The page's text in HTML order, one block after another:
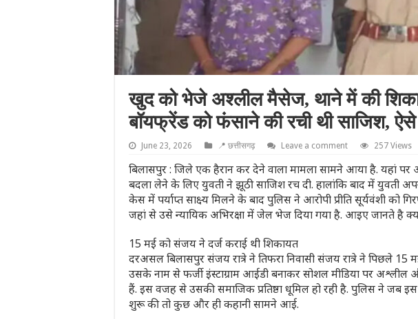
खुद को भेजे अश्लील मैसेज, थाने में की
बॉयफ्रेंड को फंसाने की रची थी साजिश,
June 23, 2026 📍 छत्तीसगढ़ Leave a comment 257 Views
बिलासपुर : जिले एक हैरान कर देने वाला मामला सामने आया है. यहां पर
बदला लेने के लिए युवती ने झूठी साजिश रच दी. हालांकि बाद में युवती
केस में पर्याप्त साक्ष्य मिलने के बाद पुलिस ने आरोपी प्रीति सूर्यवंशी को
जहां से उसे न्यायिक अभिरक्षा में जेल भेज दिया गया है. आइए जानते है
15 मई को संजय ने दर्ज कराई थी शिकायत
दरअसल बिलासपुर संजय रात्रे ने तिफरा निवासी संजय रात्रे ने पिछले 15
उसके नाम से फर्जी इंस्टाग्राम आईडी बनाकर सोशल मीडिया पर
हैं. इस वजह से उसकी समाजिक प्रतिष्ठा धूमिल हो रही है. पुलिस ने जब
शुरू की तो कुछ और ही कहानी सामने आई.